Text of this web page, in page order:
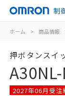
制
ホーム > 商品情報
押ボタンスイ
2027年06月受注